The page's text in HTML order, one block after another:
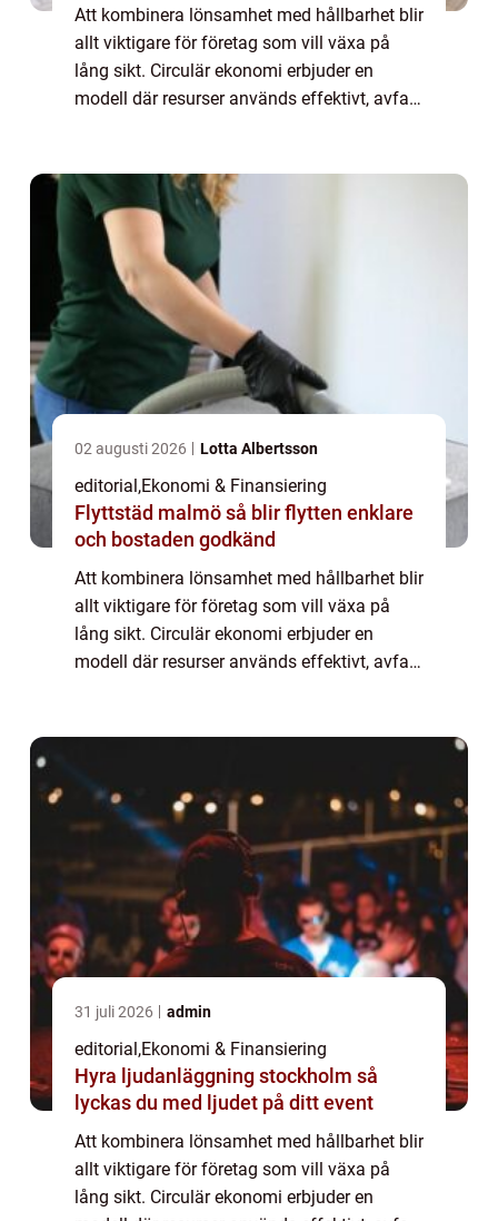
Att kombinera lönsamhet med hållbarhet blir
allt viktigare för företag som vill växa på
lång sikt. Circulär ekonomi erbjuder en
modell där resurser används effektivt, avfall
02 augusti 2026 Lotta Albertsson
editorial,Ekonomi & Finansiering
Flyttstäd malmö så blir flytten enklare
och bostaden godkänd
Att kombinera lönsamhet med hållbarhet blir
allt viktigare för företag som vill växa på
lång sikt. Circulär ekonomi erbjuder en
modell där resurser används effektivt, avfall
31 juli 2026 admin
editorial,Ekonomi & Finansiering
Hyra ljudanläggning stockholm så
lyckas du med ljudet på ditt event
Att kombinera lönsamhet med hållbarhet blir
allt viktigare för företag som vill växa på
lång sikt. Circulär ekonomi erbjuder en